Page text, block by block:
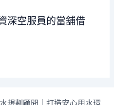
深空服員的當舖借